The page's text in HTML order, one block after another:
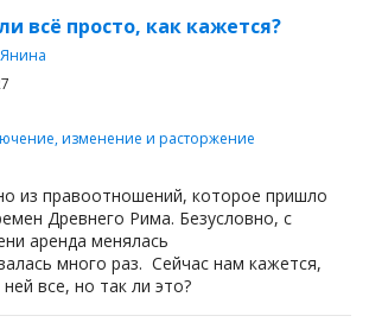
всё просто, как кажется?
изменение и расторжение
из правоотношений, которое пришло
Древнего Рима. Безусловно, с
аренда менялась
много раз. Сейчас нам кажется,
все, но так ли это?